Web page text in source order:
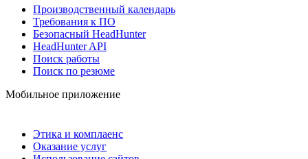
Производственный календарь
Требования к ПО
Безопасный HeadHunter
HeadHunter API
Поиск работы
Поиск по резюме
Мобильное приложение
Этика и комплаенс
Оказание услуг